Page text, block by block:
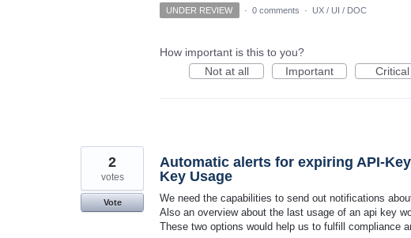
UNDER REVIEW · 0 comments · UX / UI / DOC
How important is this to you?
Not at all
Important Critical
Automatic alerts for expiring API-
Key Usage
We need the capabilities to send out notifications
Also an overview about the last usage of an api key
These two options would help us to fulfill compliance
2
votes
Vote